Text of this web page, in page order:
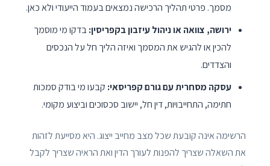
מסמך. פרטי תהליך הרכישה נמצאים בעמוד הייעודי ולא כאן.
ירושה, צוואה או ניהול עיזבון בקפריסין:בדקו מי מוסמך
להכין או להגיש את המסמך ואיזה הליך חל על הנכסים
והצדדים.
עסקה מסחרית עם גורם קפריסאי: קבעו מי בודק סמכות
חתימה, התחייבויות, דין חל, יישוב סכסוכים וביצוע מקומי.
הרשימה אינה קובעת שכל מצב מחייב ייצוג. היא מסייעת לזהות
את השאלה שצריך להפנות לעורך הדין ואת הראיה שצריך לקבל